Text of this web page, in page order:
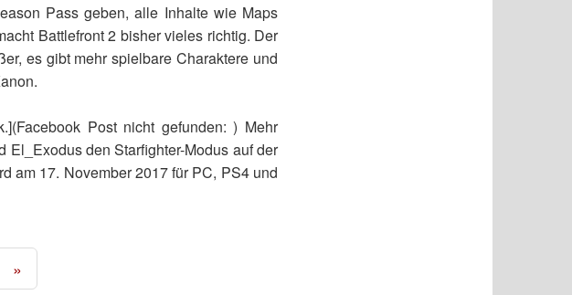
Pass geben, alle Inhalte wie Maps
Battlefront 2 bisher vieles richtig. Der
es gibt mehr spielbare Charaktere und
Facebook Post nicht gefunden:) Mehr
El_Exodus den Starfighter-Modus auf der
am 17. November 2017 für PC, PS4 und
»